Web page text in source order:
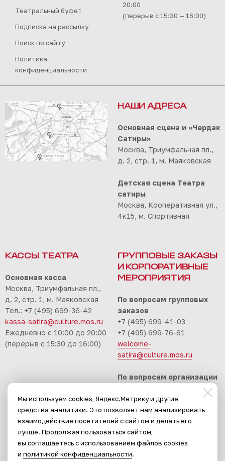
Театральный буфет
Подписка на рассылку
Поиск по сайту
Политика
конфиденциальности
20:00
(перерыв с 15:30 — 16:00)
НАШИ АДРЕСА
Основная сцена и «Чердак
Сатиры»
Москва, Триумфальная пл.,
д. 2, стр. 1, м. Маяковская
Детская сцена Театра
сатиры
Москва, Кооперативная ул.,
4к15, м. Спортивная
КАССЫ ТЕАТРА
Основная касса
Москва, Триумфальная пл.,
д. 2, стр. 1, м. Маяковская
Тел.: +7 (495) 699-36-42
kassa-satira@culture.mos.ru
Ежедневно с 10:00 до 20:00
(перерыв с 15:30 до 16:00)
ГРУППОВЫЕ ЗАКАЗЫ
И КОРПОРАТИВНЫЕ
МЕРОПРИЯТИЯ
По вопросам групповых
заказов
+7 (495) 699-41-03
+7 (495) 699-76-61
welcome-
satira@culture.mos.ru
По вопросам организации
мероприятий
+7 (495) 699-94-30
event-satira@culture.mos.ru
Мы используем cookies, Яндекс.Метрику и другие
средства аналитики. Это позволяет нам анализировать
взаимодействие посетителей с сайтом и делать его
лучше. Продолжая пользоваться сайтом,
вы соглашаетесь с использованием файлов cookies
и политикой конфиденциальности.